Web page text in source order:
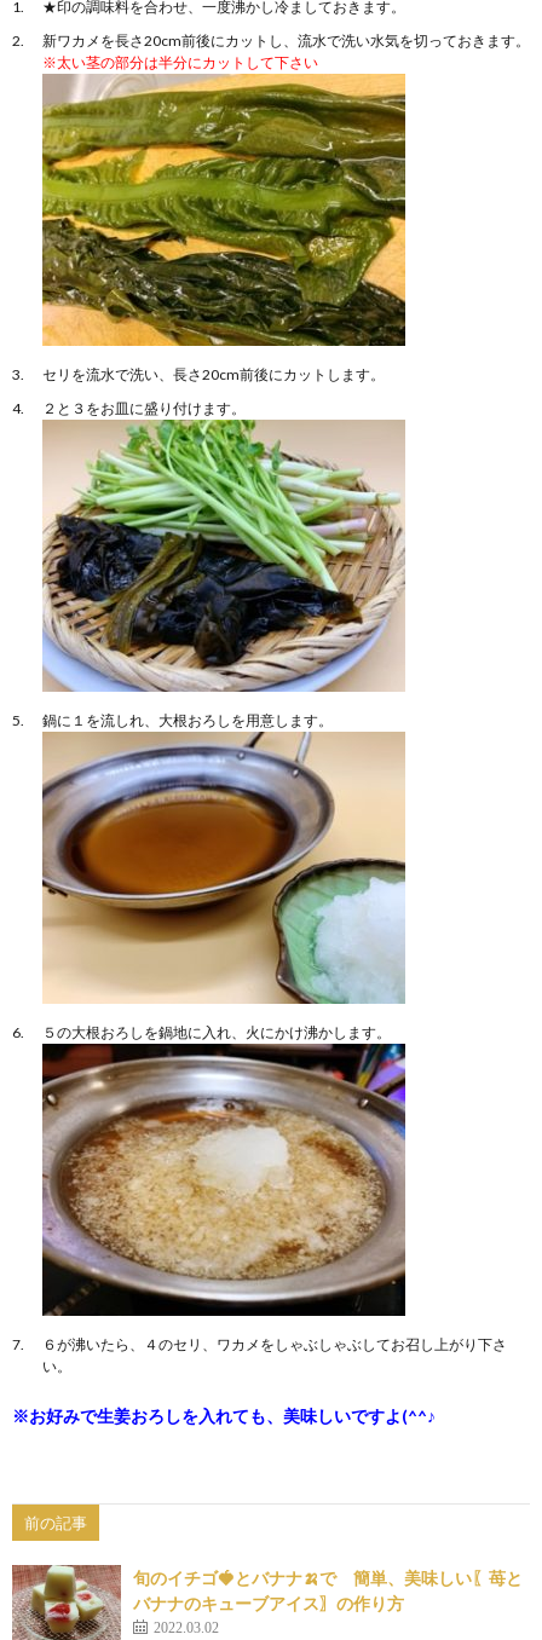
★印の調味料を合わせ、一度沸かし冷ましておきます。
新ワカメを長さ20cm前後にカットし、流水で洗い水気を切っておきます。
※太い茎の部分は半分にカットして下さい
セリを流水で洗い、長さ20cm前後にカットします。
２と３をお皿に盛り付けます。
鍋に１を流しれ、大根おろしを用意します。
５の大根おろしを鍋地に入れ、火にかけ沸かします。
６が沸いたら、４のセリ、ワカメをしゃぶしゃぶしてお召し上がり下さ
い。
※お好みで生姜おろしを入れても、美味しいですよ(^^♪
前の記事
旬のイチゴ🍓とバナナ🍌で 簡単、美味しい〖苺と
バナナのキューブアイス〗の作り方
2022.03.02